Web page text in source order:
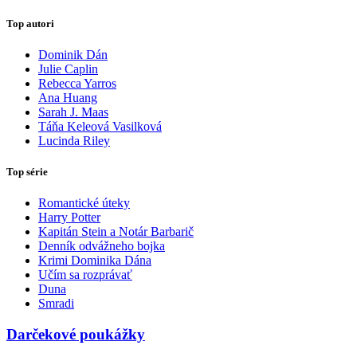
Top autori
Dominik Dán
Julie Caplin
Rebecca Yarros
Ana Huang
Sarah J. Maas
Táňa Keleová Vasilková
Lucinda Riley
Top série
Romantické úteky
Harry Potter
Kapitán Stein a Notár Barbarič
Denník odvážneho bojka
Krimi Dominika Dána
Učím sa rozprávať
Duna
Smradi
Darčekové poukážky